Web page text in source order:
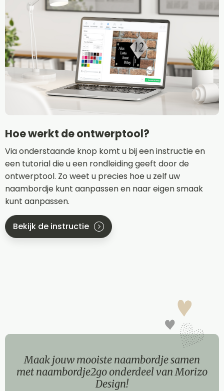
Hoe werkt de ontwerptool?
Via onderstaande knop komt u bij een instructie en
een tutorial die u een rondleiding geeft door de
ontwerptool. Zo weet u precies hoe u zelf uw
naambordje kunt aanpassen en naar eigen smaak
kunt aanpassen.
Bekijk de instructie
Maak jouw mooiste naambordje samen
met naambordje2go onderdeel van Morizo
Design!